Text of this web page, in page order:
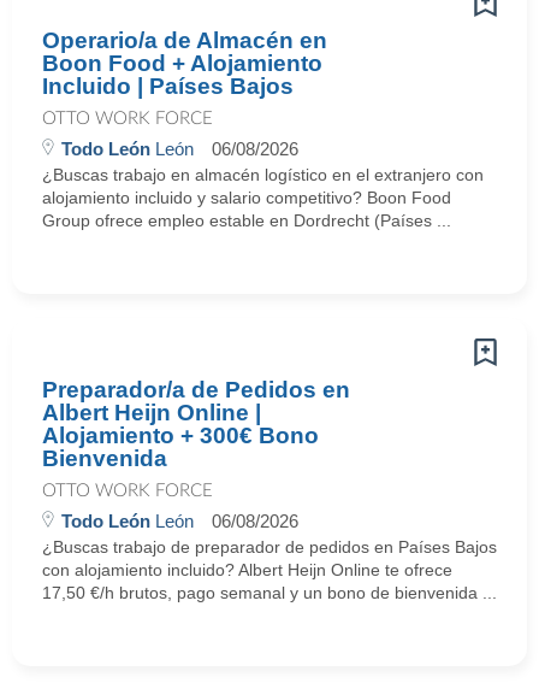
Operario/a de Almacén en
Boon Food + Alojamiento
Incluido | Países Bajos
OTTO WORK FORCE
Todo León León 06/08/2026
¿Buscas trabajo en almacén logístico en el extranjero con
alojamiento incluido y salario competitivo? Boon Food
Group ofrece empleo estable en Dordrecht (Países ...
Preparador/a de Pedidos en
Albert Heijn Online |
Alojamiento + 300€ Bono
Bienvenida
OTTO WORK FORCE
Todo León León 06/08/2026
¿Buscas trabajo de preparador de pedidos en Países Bajos
con alojamiento incluido? Albert Heijn Online te ofrece
17,50 €/h brutos, pago semanal y un bono de bienvenida ...